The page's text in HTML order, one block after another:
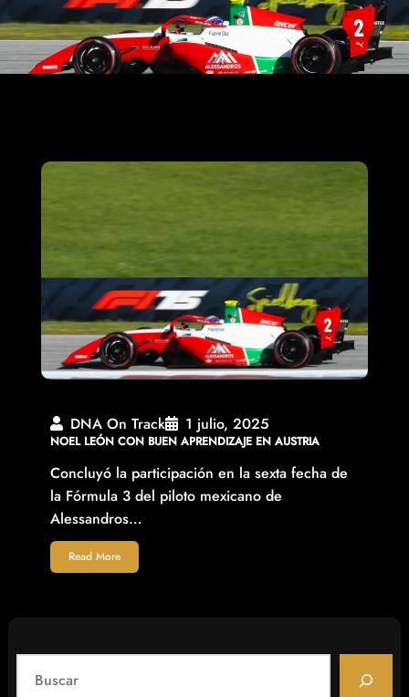
DNA On Track 1 julio, 2025
NOEL LEÓN CON BUEN APRENDIZAJE EN AUSTRIA
Concluyó la participación en la sexta fecha de
la Fórmula 3 del piloto mexicano de
Alessandros…
Read More